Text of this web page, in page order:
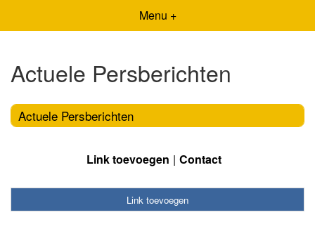
Menu +
Actuele Persberichten
Actuele Persberichten
Link toevoegen Contact
Link toevoegen